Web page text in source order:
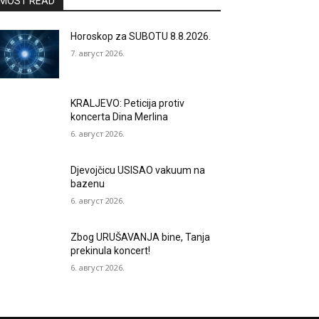
Horoskop za SUBOTU 8.8.2026.
7. август 2026.
KRALJEVO: Peticija protiv
koncerta Dina Merlina
6. август 2026.
Djevojčicu USISAO vakuum na
bazenu
6. август 2026.
Zbog URUŠAVANJA bine, Tanja
prekinula koncert!
6. август 2026.